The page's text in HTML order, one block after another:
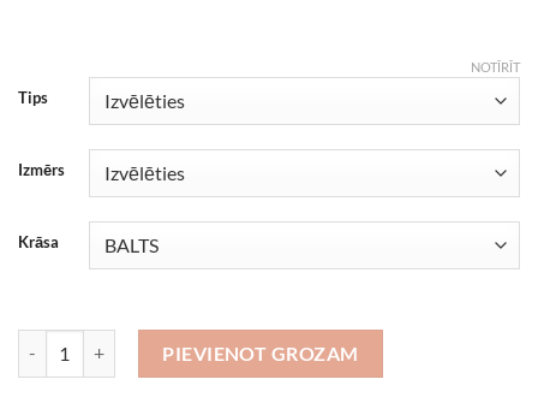
Tips
Izmērs
Krāsa
NOTĪRĪT
PIEVIENOT GROZAM